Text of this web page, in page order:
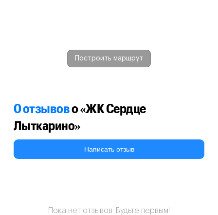
Построить маршрут
0 отзывово «ЖК Сердце
Лыткарино»
Написать отзыв
Пока нет отзывов. Будьте первым!